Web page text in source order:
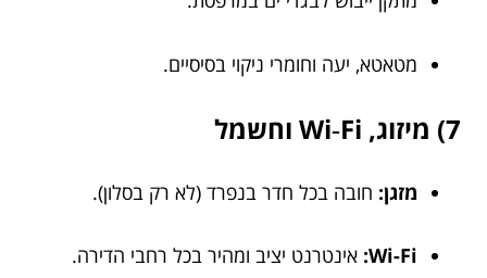
מטאטא, יעה וחומרי ניקוי בסיסיים.
7) מיזוג, Wi‑Fi וחשמל
מזגן: חובה בכל חדר בנפרד (לא רק בסלון).
Wi-Fi: אינטרנט יציב ומהיר בכל רחבי הדירה.